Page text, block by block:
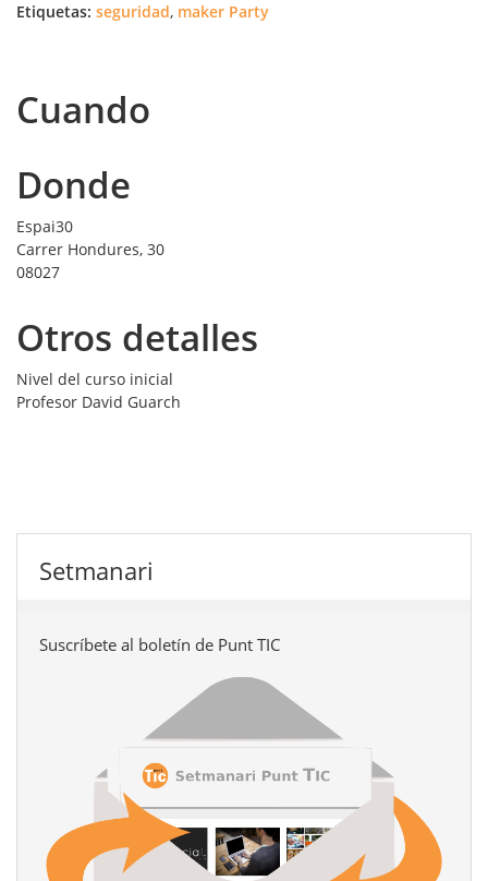
Etiquetas: seguridad, maker Party
Cuando
Donde
Espai30
Carrer Hondures, 30
08027
Otros detalles
Nivel del curso inicial
Profesor David Guarch
Setmanari
Suscríbete al boletín de Punt TIC